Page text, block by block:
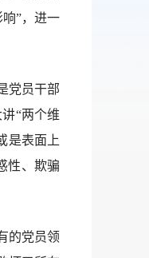
”，进一
党员干部
“两个维
是表面上
性、欺骗
的党员领